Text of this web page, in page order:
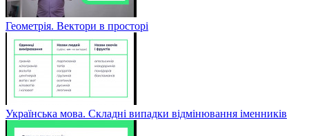
Геометрія. Вектори в просторі
Українська мова. Складні випадки відмінювання іменників